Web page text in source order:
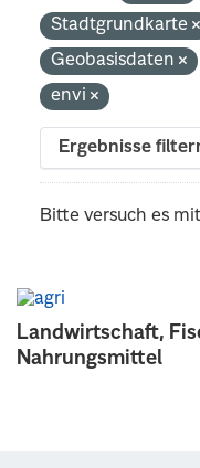
Landwirtschaft,
Nahrungsmittel
Stadtgrundkarte
Geobasisdaten
envi
Ergebnisse
Bitte versuch es